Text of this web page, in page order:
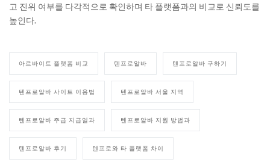
고 진위 여부를 다각적으로 확인하며 타 플랫폼과의 비교로 신뢰도를
높인다.
아르바이트 플랫폼 비교 텐프로알바 텐프로알바 구하기
텐프로알바 사이트 이용법 텐프로알바 서울 지역
텐프로알바 주급 지급일과 텐프로알바 지원 방법과
텐프로알바 후기 텐프로와 타 플랫폼 차이